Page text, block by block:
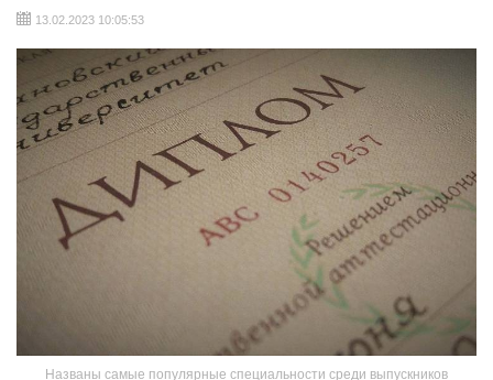
13.02.2023 10:05:53
Названы самые популярные специальности среди выпускников